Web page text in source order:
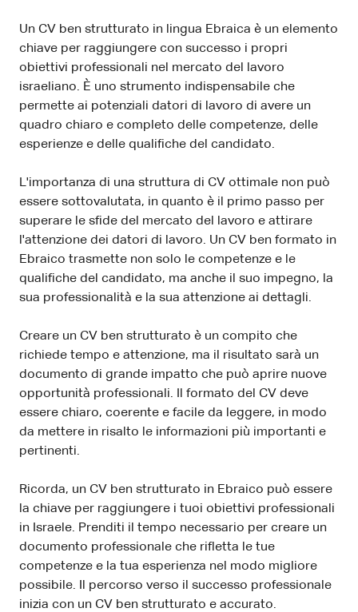
Un CV ben strutturato in lingua Ebraica è un elemento
chiave per raggiungere con successo i propri
obiettivi professionali nel mercato del lavoro
israeliano. È uno strumento indispensabile che
permette ai potenziali datori di lavoro di avere un
quadro chiaro e completo delle competenze, delle
esperienze e delle qualifiche del candidato.
L'importanza di una struttura di CV ottimale non può
essere sottovalutata, in quanto è il primo passo per
superare le sfide del mercato del lavoro e attirare
l'attenzione dei datori di lavoro. Un CV ben formato in
Ebraico trasmette non solo le competenze e le
qualifiche del candidato, ma anche il suo impegno, la
sua professionalità e la sua attenzione ai dettagli.
Creare un CV ben strutturato è un compito che
richiede tempo e attenzione, ma il risultato sarà un
documento di grande impatto che può aprire nuove
opportunità professionali. Il formato del CV deve
essere chiaro, coerente e facile da leggere, in modo
da mettere in risalto le informazioni più importanti e
pertinenti.
Ricorda, un CV ben strutturato in Ebraico può essere
la chiave per raggiungere i tuoi obiettivi professionali
in Israele. Prenditi il tempo necessario per creare un
documento professionale che rifletta le tue
competenze e la tua esperienza nel modo migliore
possibile. Il percorso verso il successo professionale
inizia con un CV ben strutturato e accurato.